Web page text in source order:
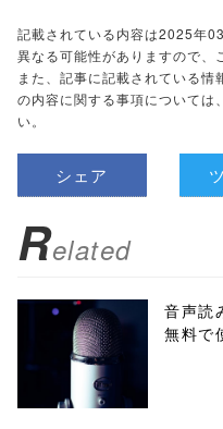
記載されている内容は2025年
異なる可能性がありますので、
また、記事に記載されている
の内容に関する事項については
い。
シェア
Related
音声読
無料で